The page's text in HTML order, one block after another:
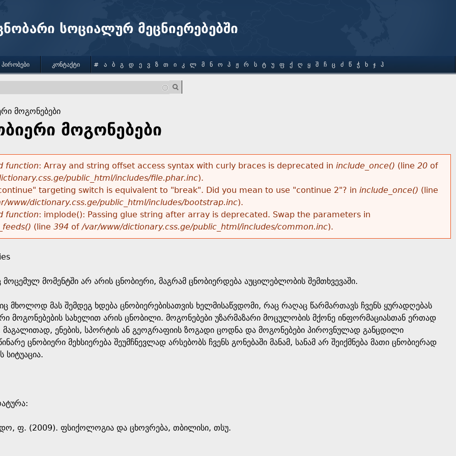
სოციალურ მეცნიერებებში
მოგონებები
მოგონებები
function: Array and string offset access syntax with curly braces is deprecated in include_once() (line 20of
public_html/includes/file.phar.inc).
targeting switch is equivalent to "break". Did you mean to use "continue 2"? in include_once() (line
www/dictionary.css.ge/public_html/includes/bootstrap.inc).
function: implode(): Passing glue string after array is deprecated. Swap the parameters in
(line 394 of/var/www/dictionary.css.ge/public_html/includes/common.inc).
მომენტში არ არის ცნობიერი, მაგრამ ცნობიერდება აუცილებლობის შემთხვევაში.
მხოლოდ მას შემდეგ ხდება ცნობიერებისათვის ხელმისაწვდომი, რაც რაღაც წარმართავს ჩვენს ყურადღებას
მოგონებების სახელით არის ცნობილი. მოგონებები უზარმაზარი მოცულობის მქონე ინფორმაციასთან ერთად
მაგალითად, ენების, სპორტის ან გეოგრაფიის ზოგადი ცოდნა და მოგონებები პიროვნულად განცდილი
ცნობიერი მეხსიერება შეუმჩნევლად არსებობს ჩვენს გონებაში მანამ, სანამ არ შეიქმნება მათი ცნობიერად
სიტუაცია.
ფ. (2009). ფსიქოლოგია და ცხოვრება, თბილისი, თსუ.
ᲞᲘᲠᲝᲑᲔᲑᲘ ᲙᲝᲜᲢᲐᲥᲢᲘ # Ა Ბ Გ Დ Ე Ვ Ზ Თ Ი Კ Ლ Მ Ნ Ო Პ Ჟ Რ Ს Ტ Უ Ფ Ქ Ღ Ყ Შ Ჩ Ც Ძ Წ Ჭ Ხ Ჯ Ჰ